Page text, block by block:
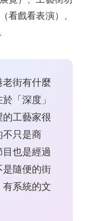
看戲看表演）、
街有什麼
「深度」
工藝家很
不只是商
也是經過
隨便的街
系統的文